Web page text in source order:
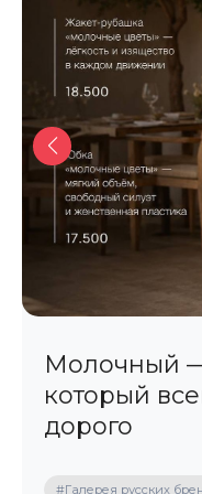
Молочный
который
дорого
#Галерея русских